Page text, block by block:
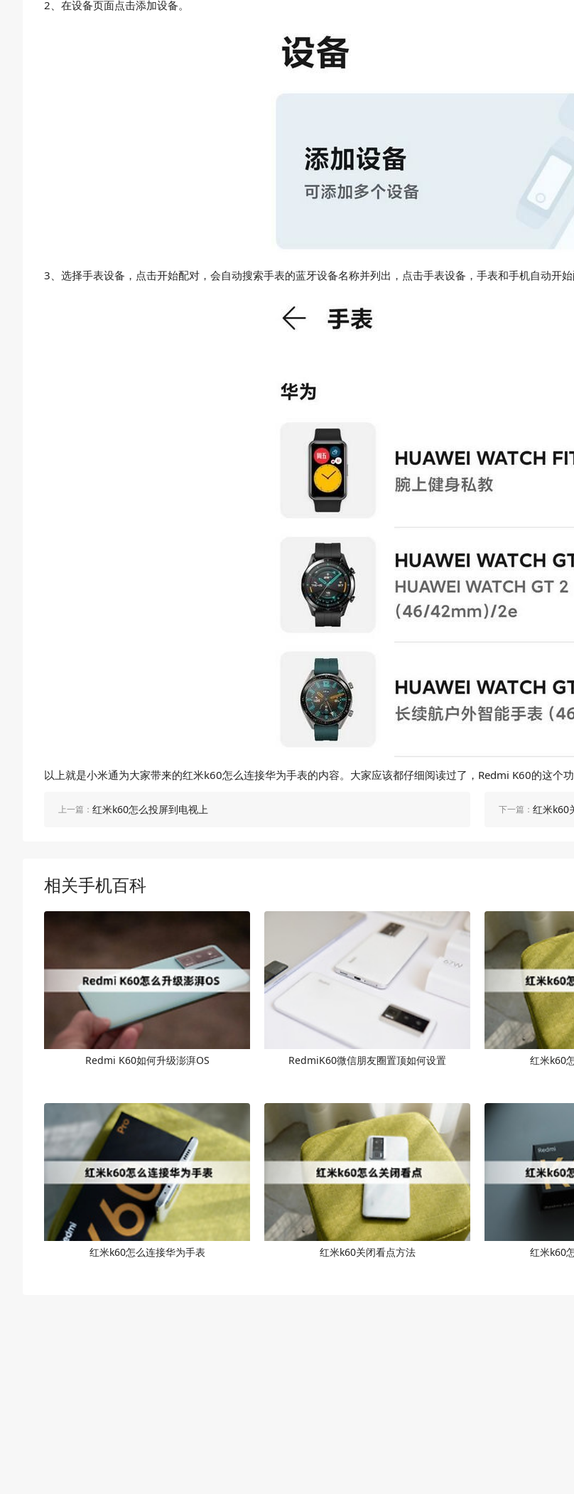
2、在设备页面点击添加设备。
3、选择手表设备，点击开始配对，会自动搜索手表的蓝牙设备名称并列出，点击手表设备，手表和手机自动开始
以上就是小米通为大家带来的红米k60怎么连接华为手表的内容。大家应该都仔细阅读过了，Redmi K60的这个
上一篇： 红米k60怎么投屏到电视上 下一篇： 红米k60
相关手机百科
Redmi K60如何升级澎湃OS RedmiK60微信朋友圈置顶如何设置 红米k60
红米k60怎么连接华为手表 红米k60关闭看点方法 红米k60